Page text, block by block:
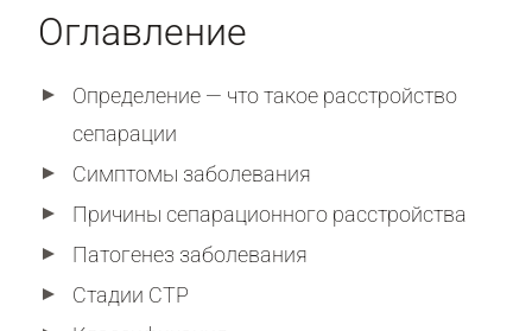
Оглавление
Определение — что такое расстройство
сепарации
Симптомы заболевания
Причины сепарационного расстройства
Патогенез заболевания
Стадии СТР